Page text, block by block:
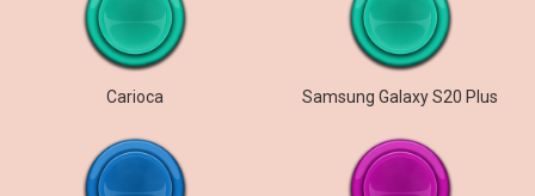
Carioca Samsung Galaxy S20 Plus